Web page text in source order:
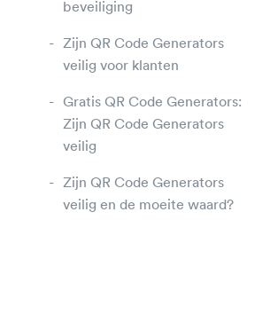
beveiliging
Zijn QR Code Generators
veilig voor klanten
Gratis QR Code Generators:
Zijn QR Code Generators
veilig
Zijn QR Code Generators
veilig en de moeite waard?